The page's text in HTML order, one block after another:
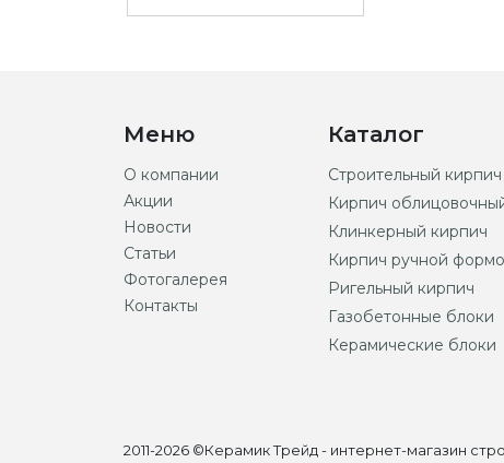
Меню
О компании
Акции
Новости
Статьи
Фотогалерея
Контакты
Каталог
Строительный кирпич
Кирпич
Клинкерный кирпич
Кирпич ручной
Ригельный кирпич
Газобетонные блоки
Керамические блоки
2011-2026 ©Керамик Трейд - интернет-магазин